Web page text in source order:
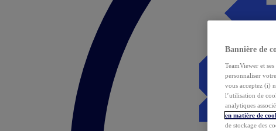
Bannière de
TeamViewer et
personnaliser
vous acceptez (i)
l’utilisation de
analytiques
en matière de
de stockage des